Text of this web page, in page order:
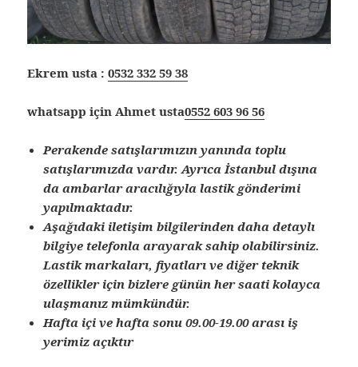
Ekrem usta :0532 332 59 38
whatsapp için Ahmet usta0552 603 96 56
Perakende satışlarımızın yanında toplu
satışlarımızda vardır. Ayrıca İstanbul dışına
da ambarlar aracılığıyla lastik gönderimi
yapılmaktadır.
Aşağıdaki iletişim bilgilerinden daha detaylı
bilgiye telefonla arayarak sahip olabilirsiniz.
Lastik markaları, fiyatları ve diğer teknik
özellikler için bizlere günün her saati kolayca
ulaşmanız mümkündür.
Hafta içi ve hafta sonu 09.00-19.00 arası iş
yerimiz açıktır